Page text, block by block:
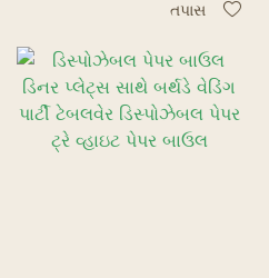
તપાસ